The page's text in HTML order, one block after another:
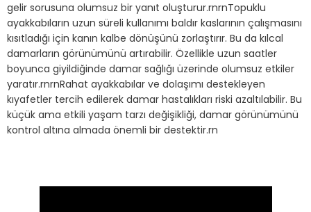
gelir sorusuna olumsuz bir yanıt oluşturur.rnrnTopuklu
ayakkabıların uzun süreli kullanımı baldır kaslarının çalışmasını
kısıtladığı için kanın kalbe dönüşünü zorlaştırır. Bu da kılcal
damarların görünümünü artırabilir. Özellikle uzun saatler
boyunca giyildiğinde damar sağlığı üzerinde olumsuz etkiler
yaratır.rnrnRahat ayakkabılar ve dolaşımı destekleyen
kıyafetler tercih edilerek damar hastalıkları riski azaltılabilir. Bu
küçük ama etkili yaşam tarzı değişikliği, damar görünümünü
kontrol altına almada önemli bir destektir.rn